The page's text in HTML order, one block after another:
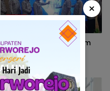
Berita
Program Strategi Sistem
Prioritas Jalan Mantap
Diluncurkan, Wabup
Brebes Jelaskan
Tujuannya
×